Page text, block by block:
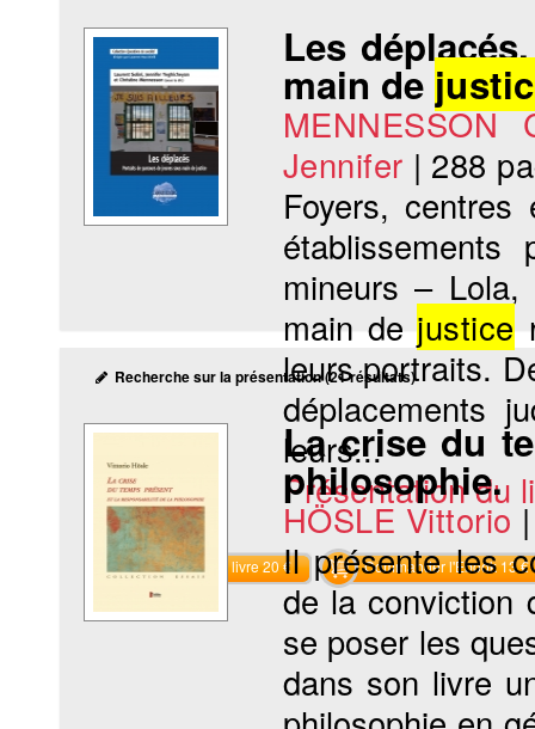
Les
main de
MENNESSON
Jennifer | 288
Foyers, centres
établissements
mineurs –
main de justice
leurs portraits.
déplacements
leurs...
Présentation du
Commander le livre 20 € Commander l'Ebook 13 €
Recherche sur la présentation (21 résultats)
La crise du
philosophie.
HÖSLE Vittorio
Il présente les
de la conviction
se poser les
dans son livre